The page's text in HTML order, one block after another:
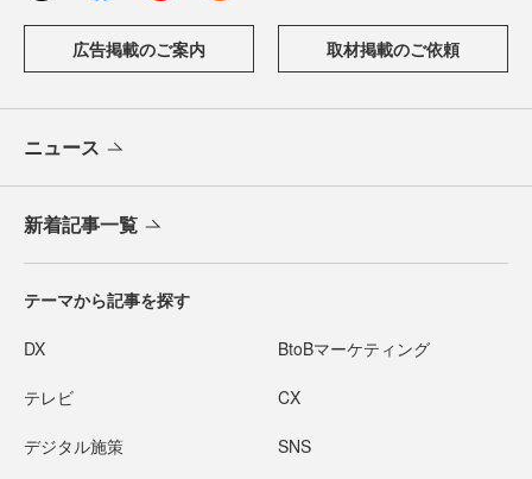
広告掲載のご案内 取材掲載のご依頼
ニュース
新着記事一覧
テーマから記事を探す
DX BtoBマーケティング
テレビ CX
デジタル施策 SNS